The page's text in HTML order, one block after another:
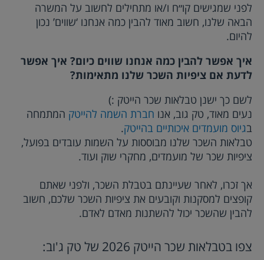
לפני שמגישים קו״ח ו/או מתחילים לחשוב על המשרה
הבאה שלנו, חשוב מאוד להבין כמה אנחנו ‘שווים’ נכון
להיום.
איך אפשר להבין כמה אנחנו שווים כיום? איך אפשר
לדעת אם ציפיות השכר שלנו מתאימות?
לשם כך ישנן טבלאות שכר הייטק :)
נעים מאוד, טק גוב, אנו חברת השמה להייטק המתמחה
בגיוס מועמדים איכותיים בהייטק.
טבלאות השכר שלנו מבוססות על השמות עובדים בפועל,
ציפיות שכר של מועמדים, מחקרי שוק ועוד.
אך זכרו, לאחר שעיינתם בטבלת השכר, ולפני שאתם
קופצים למסקנות וקובעים את ציפיות השכר שלכם, חשוב
להבין שהשכר יכול להשתנות מאדם לאדם.
צפו בטבלאות שכר הייטק 2026 של טק ג'וב: